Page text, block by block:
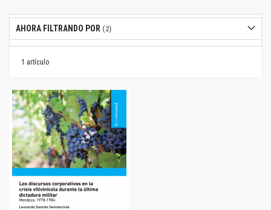
1 artículo
AHORA FILTRANDO POR